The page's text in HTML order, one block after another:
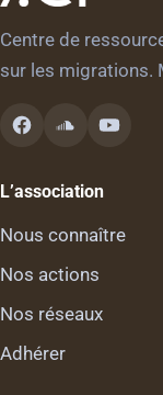
Centre de
sur les migrations.
L’association
Nous connaître
Nos actions
Nos réseaux
Adhérer